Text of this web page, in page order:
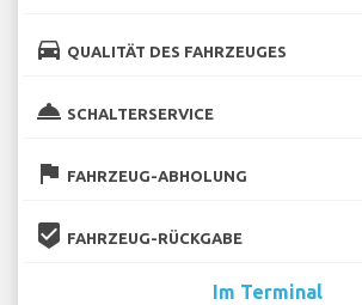
directions_car QUALITÄT DES FAHRZEUGES
room_service SCHALTERSERVICE
flag FAHRZEUG-ABHOLUNG
beenhere FAHRZEUG-RÜCKGABE
Im Terminal